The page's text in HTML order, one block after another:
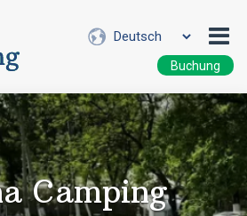
Buchung
Camping